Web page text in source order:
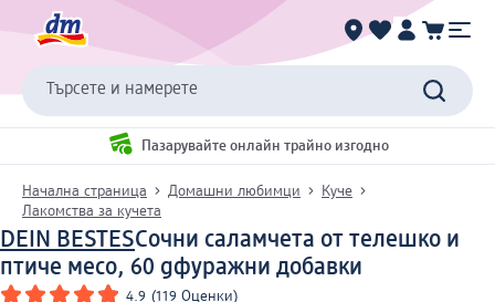
Търсете и намерете
Пазарувайте онлайн трайно изгодно
Начална страница Домашни любимци
Куче
Лакомства за кучета
DEIN BESTESСочни саламчета от телешко и
птиче месо, 60 gфуражни добавки
4.9 (119 Оценки)